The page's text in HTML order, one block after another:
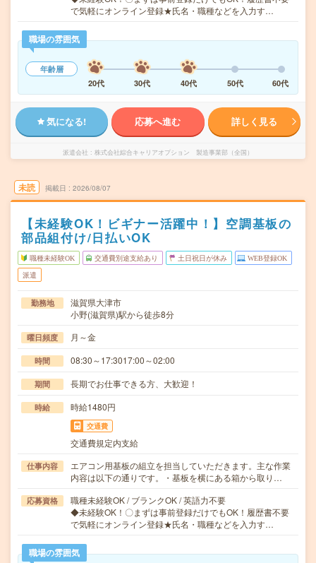
で気軽にオンライン登録★氏名・職種などを入力す…
職場の雰囲気
年齢層
20代
30代 40代 50代 60代
気になる! 応募へ進む 詳しく見る
派遣会社 株式会社綜合キャリアオプション 製造事業部（全国）
未読 掲載日 2026/08/07
【未経験OK！ビギナー活躍中！】空調基板の
部品組付け/日払いOK
職種未経験OK 交通費別途支給あり 土日祝日が休み WEB登録OK
派遣
勤務地
滋賀県大津市
小野(滋賀県)駅から徒歩8分
曜日頻度 月～金
時間 08:30～17:3017:00～02:00
期間 長期でお仕事できる方、大歓迎！
時給 時給1480円
交通費
交通費規定内支給
仕事内容
エアコン用基板の組立を担当していただきます。主な作業
内容は以下の通りです。・基板を横にある箱から取り…
応募資格
職種未経験OK / ブランクOK / 英語力不要
◆未経験OK！〇まずは事前登録だけでもOK！履歴書不要
で気軽にオンライン登録★氏名・職種などを入力す…
職場の雰囲気